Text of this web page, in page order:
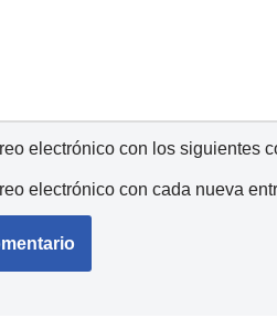
electrónico con los siguientes
electrónico con cada nueva